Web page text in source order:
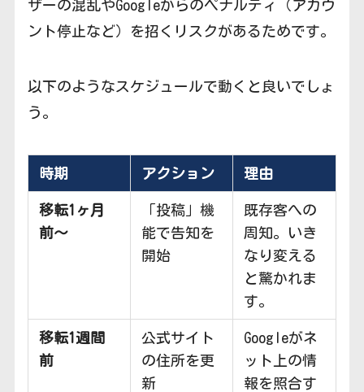
ザーの混乱やGoogleからのペナルティ（アカウ
ント停止など）を招くリスクがあるためです。
以下のようなスケジュールで動くと良いでしょ
う。
時期 アクション 理由
移転1ヶ月
前〜
「投稿」機
能で告知を
開始
既存客への
周知。いき
なり変える
と驚かれま
す。
移転1週間
前
公式サイト
の住所を更
新
Googleがネ
ット上の情
報を照合す